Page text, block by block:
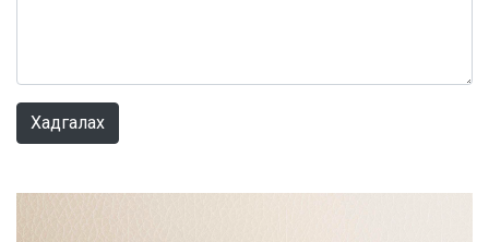
Хадгалах